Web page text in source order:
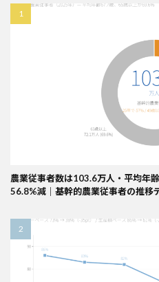
農業従事者数は103.6万人・平均年
56.8%減｜基幹的農業従事者の推移